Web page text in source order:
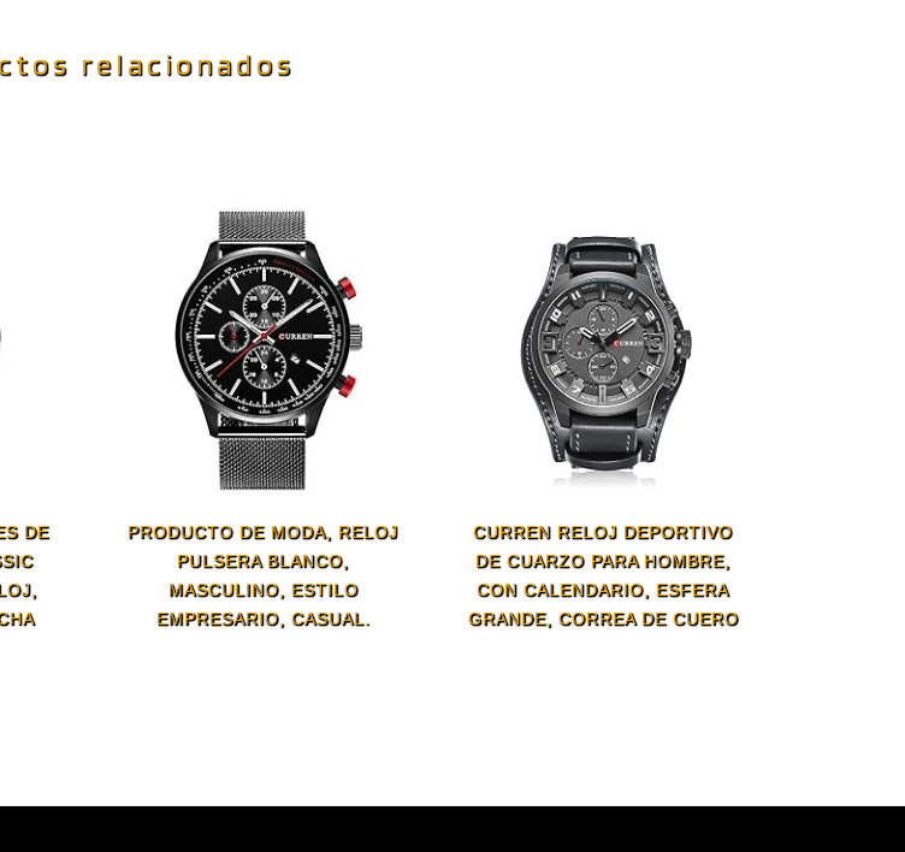
relacionados
DE
PRODUCTO DE MODA, RELOJ
PULSERA BLANCO,
MASCULINO, ESTILO
EMPRESARIO, CASUAL.
CURREN RELOJ DEPORTIVO
DE CUARZO PARA HOMBRE,
CON CALENDARIO, ESFERA
GRANDE, CORREA DE CUERO